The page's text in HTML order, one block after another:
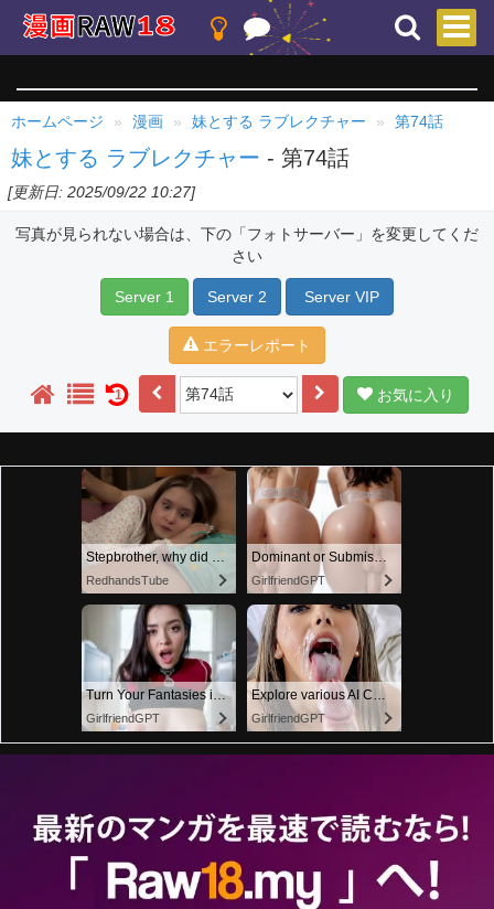
ホームページ 漫画 妹とする ラブレクチャー 第74話
妹とする ラブレクチャー - 第74話
[更新日: 2025/09/22 10:27]
写真が見られない場合は、下の「フォトサーバー」を変更してくだ
さい
Server 1 Server 2 Server VIP
エラーレポート
1 お気に入り